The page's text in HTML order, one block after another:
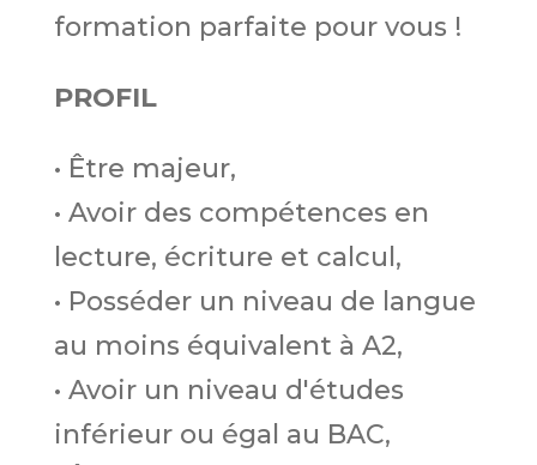
formation parfaite pour vous !
PROFIL
• Être majeur,
• Avoir des compétences en
lecture, écriture et calcul,
• Posséder un niveau de langue
au moins équivalent à A2,
• Avoir un niveau d'études
inférieur ou égal au BAC,